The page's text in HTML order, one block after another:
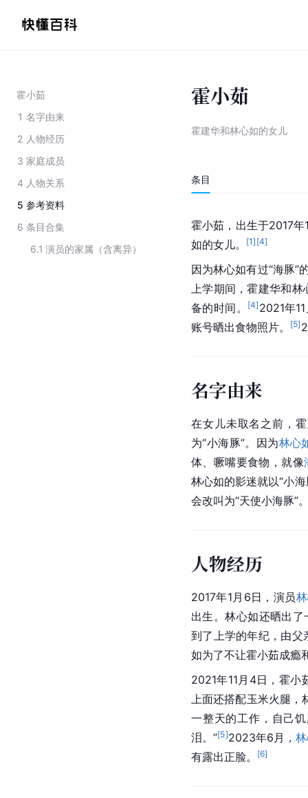
霍小茹
1 名字由来
2 人物经历
3 家庭成员
4 人物关系
5 参考资料
6 条目合集
6.1 演员的家属（含离异）
霍小茹
霍建华和林心如的女儿
条目
霍小茹，出生于2017
如的女儿。
[1] [4]
因为林心如有过“海豚”
上学期间，霍建华和
备的时间。
[4] 2021年
账号晒出食物照片。
[5]
名字由来
在女儿未取名之前，
为“小海豚”。因为林心
体、噘嘴要食物，就像
林心如的影迷就以“小
会改叫为“天使小海豚”
人物经历
2017年1月6日，演员
出生。林心如还晒出
到了上学的年纪，由父
如为了不让霍小茹成瘾
2021年11月4日，霍小
上面还搭配玉米火腿
一整天的工作，自己
泪。”[5]2023年6月，
有露出正脸。
[6]